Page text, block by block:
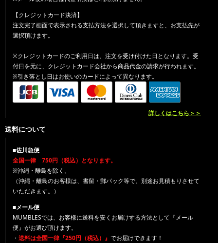
【クレジットカード決済】
注文完了画面で表示される支払方法を選択して頂きますと、お支払先が
選択頂けます。
※クレジットカードのご利用日は、注文を受け付けた日となります。受
付日を元に、クレジットカード会社から商品代金の請求が行われます。
※引き落とし日はお使いのカードによって異なります。
詳しくはこちら＞＞
送料について
■佐川急便
全国一律 750円（税込）となります。
※沖縄・離島を除く。
（沖縄・離島のお客様は、書留・郵パック等で、別途お見積もりさせて
いただきます。）
■メール便
MUMBLESでは、お客様に送料を安くお届けする方法として『メール
便』がお選び頂けます。
・ 送料は全国一律『250円（税込）』 でお届けできます！